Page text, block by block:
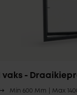
1 vaks -
Min 600 Mm |Max